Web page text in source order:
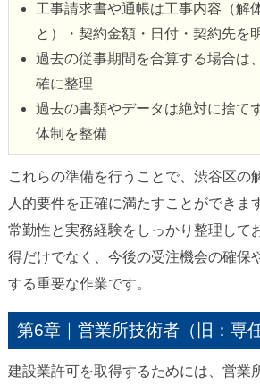
工事請求書や通帳は工事内容（解
と）・契約金額・日付・契約先を
過去の従事期間を合算する場合は
確に整理
過去の書類やデータは絶対に捨て
体制を整備
これらの準備を行うことで、渋谷区の
人的要件を正確に満たすことができま
常勤性と実務経験をしっかり整理して
得だけでなく、今後の受注機会の確保
する重要な作業です。
第6章｜営業所技術者（旧：専
建設業許可を取得するためには、営業